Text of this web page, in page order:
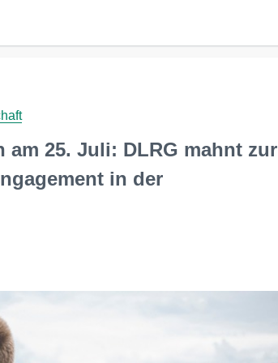
25. Juli: DLRG mahnt zur
in der